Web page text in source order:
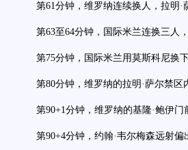
第61分钟，维罗纳连续换人，拉明·
第63至64分钟，国际米兰连换三人，
第75分钟，国际米兰用莫斯科尼换下
第80分钟，维罗纳的拉明·萨尔禁区
第90+1分钟，维罗纳的基隆·鲍伊门
第90+4分钟，约翰·韦尔梅森远射偏